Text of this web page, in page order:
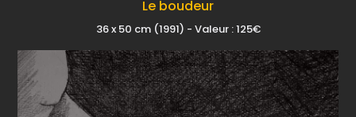
Le boudeur
36 x 50 cm (1991) - Valeur : 125€